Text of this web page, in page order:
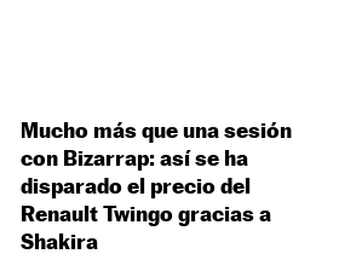
Mucho más que una sesión
con Bizarrap: así se ha
disparado el precio del
Renault Twingo gracias a
Shakira